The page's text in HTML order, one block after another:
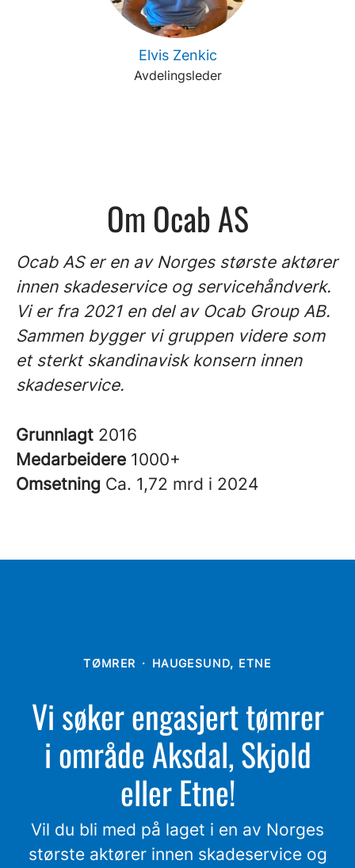
Elvis Zenkic
Avdelingsleder
Om Ocab AS
Ocab AS er en av Norges største aktører
innen skadeservice og servicehåndverk.
Vi er fra 2021 en del av Ocab Group AB.
Sammen bygger vi gruppen videre som
et sterkt skandinavisk konsern innen
skadeservice.
Grunnlagt 2016
Medarbeidere 1000+
Omsetning Ca. 1,72 mrd i 2024
TØMRER · HAUGESUND, ETNE
Vi søker engasjert tømrer
i område Aksdal, Skjold
eller Etne!
Vil du bli med på laget i en av Norges
største aktører innen skadeservice og